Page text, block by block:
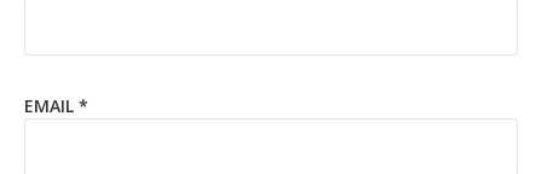
EMAIL *